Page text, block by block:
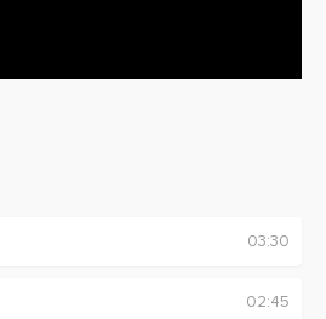
03:30
02:45